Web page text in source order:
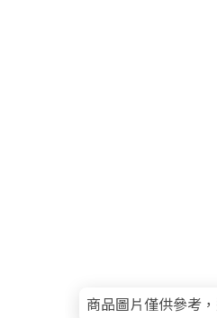
商品圖片僅供參考